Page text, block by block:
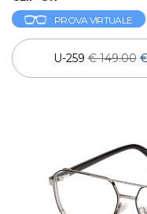
PROVA VIRTUALE
U-259€ 149.00